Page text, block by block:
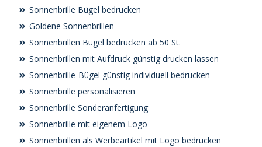
Sonnenbrille Bügel bedrucken
Goldene Sonnenbrillen
Sonnenbrillen Bügel bedrucken ab 50 St.
Sonnenbrillen mit Aufdruck günstig drucken lassen
Sonnenbrille-Bügel günstig individuell bedrucken
Sonnenbrille personalisieren
Sonnenbrille Sonderanfertigung
Sonnenbrille mit eigenem Logo
Sonnenbrillen als Werbeartikel mit Logo bedrucken